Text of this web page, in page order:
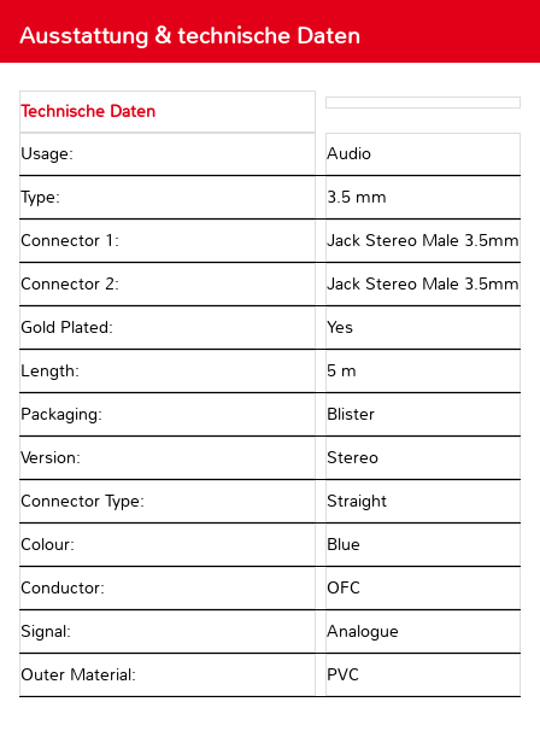
Ausstattung & technische Daten
Technische Daten
Usage: Audio
Type: 3.5 mm
Connector 1: Jack Stereo Male 3.5mm
Connector 2: Jack Stereo Male 3.5mm
Gold Plated: Yes
Length: 5 m
Packaging: Blister
Version: Stereo
Connector Type: Straight
Colour: Blue
Conductor: OFC
Signal: Analogue
Outer Material: PVC